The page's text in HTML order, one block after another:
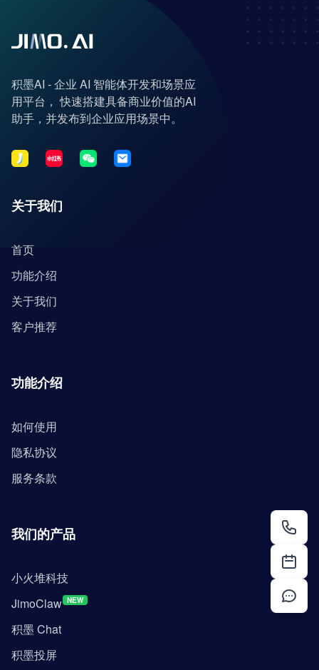
积墨AI - 企业 AI 智能体开发和场景应
用平台， 快速搭建具备商业价值的AI
助手，并发布到企业应用场景中。
关于我们
首页
功能介绍
关于我们
客户推荐
功能介绍
如何使用
隐私协议
服务条款
我们的产品
小火堆科技
JimoClaw NEW
积墨 Chat
积墨投屏